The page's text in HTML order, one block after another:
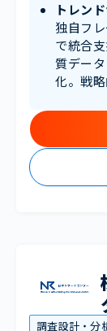
トレン
独自フ
で統合
質デー
化。戦
調査設計・分